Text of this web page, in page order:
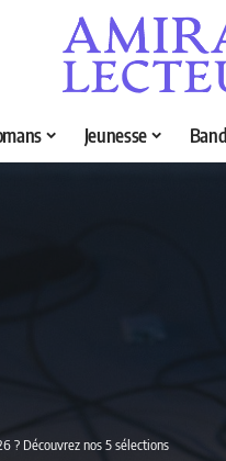
Jeunesse
? Découvrez nos 5 sélections